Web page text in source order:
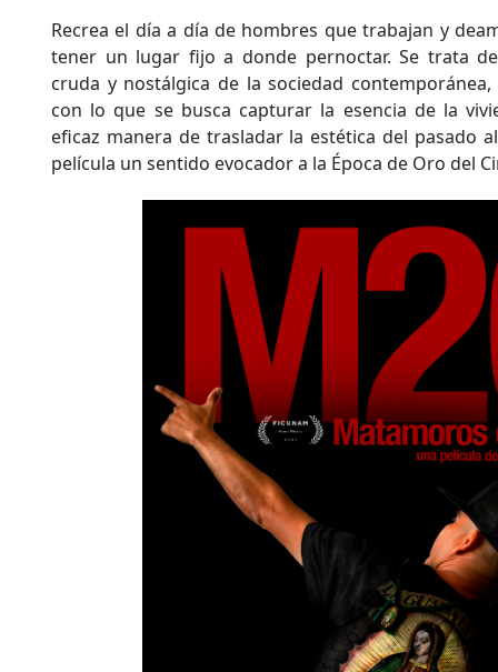
Recrea el día a día de hombres que trabajan y
tener un lugar fijo a donde pernoctar. Se trata
cruda y nostálgica de la sociedad
con lo que se busca capturar la esencia de la
eficaz manera de trasladar la estética del pasado
película un sentido evocador a la Época de Oro del